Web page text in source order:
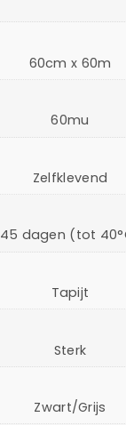
60cm x 60m
60mu
Zelfklevend
45 dagen (tot
Tapijt
Sterk
Zwart/Grijs